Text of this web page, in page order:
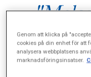
Genom att klicka på
cookies på din enhet för att
analysera webbplatsens
marknadsföringsinsatser.